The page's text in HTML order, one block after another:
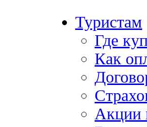
Туристам
Где
Как
Акции